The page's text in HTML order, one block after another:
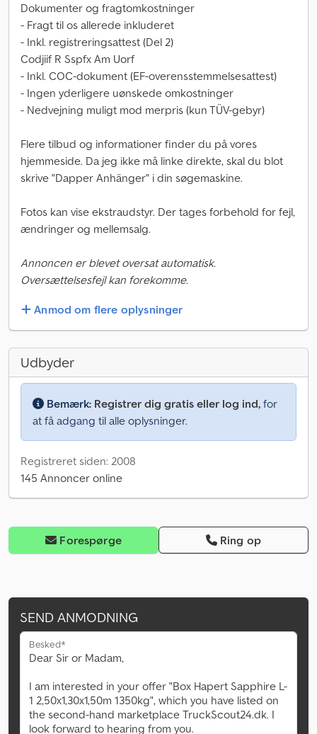
Dokumenter og fragtomkostninger
- Fragt til os allerede inkluderet
- Inkl. registreringsattest (Del 2)
Codjiif R Sspfx Am Uorf
- Inkl. COC-dokument (EF-overensstemmelsesattest)
- Ingen yderligere uønskede omkostninger
- Nedvejning muligt mod merpris (kun TÜV-gebyr)
Flere tilbud og informationer finder du på vores
hjemmeside. Da jeg ikke må linke direkte, skal du blot
skrive "Dapper Anhänger" i din søgemaskine.
Fotos kan vise ekstraudstyr. Der tages forbehold for fejl,
ændringer og mellemsalg.
Annoncen er blevet oversat automatisk.
Oversættelsesfejl kan forekomme.
Anmod om flere oplysninger
Udbyder
Bemærk: Registrer dig gratis eller log ind, for
at få adgang til alle oplysninger.
Registreret siden: 2008
145 Annoncer online
Forespørge Ring op
SEND ANMODNING
Besked*